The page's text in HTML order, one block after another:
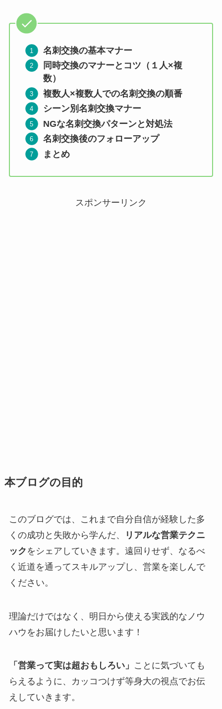
名刺交換の基本マナー
同時交換のマナーとコツ（１人×複
数）
複数人×複数人での名刺交換の順番
シーン別名刺交換マナー
NGな名刺交換パターンと対処法
名刺交換後のフォローアップ
まとめ
スポンサーリンク
本ブログの目的
このブログでは、これまで自分自信が経験した多
くの成功と失敗から学んだ、
リアルな営業テクニ
ック をシェアしていきます。遠回りせず、なるべ
く近道を通ってスキルアップし、営業を楽しんで
ください。
理論だけではなく、明日から使える実践的なノウ
ハウをお届けしたいと思います！
「営業って実は超おもしろい」 ことに気づいても
らえるように、カッコつけず等身大の視点でお伝
えしていきます。